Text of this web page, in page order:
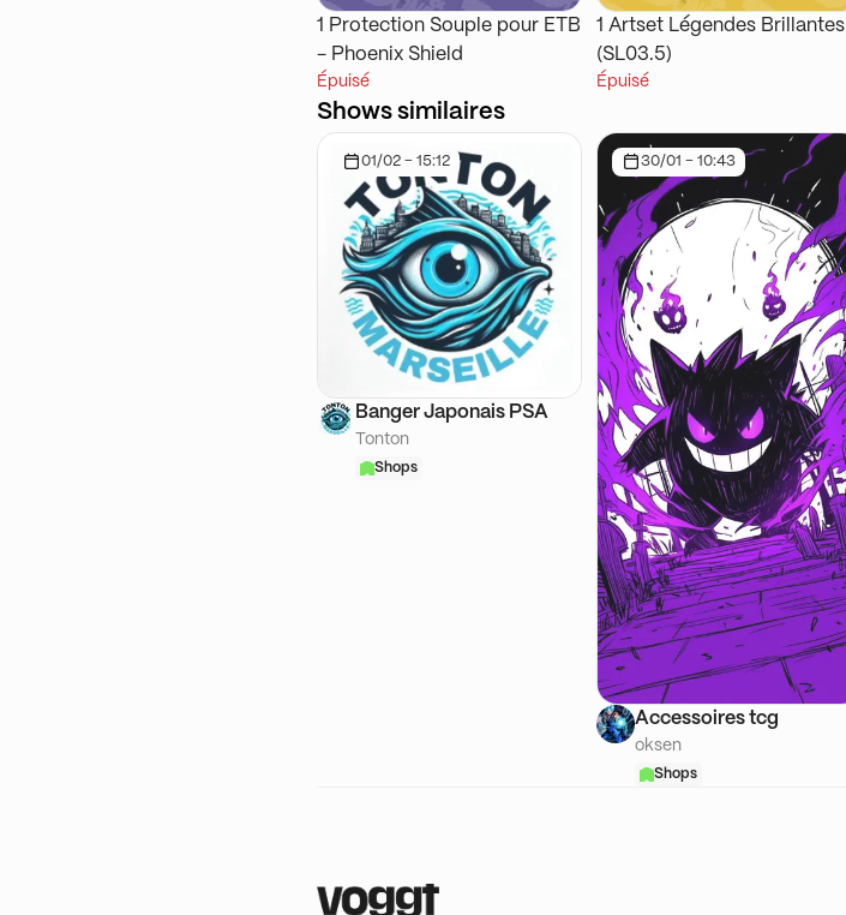
1 Protection Souple pour ETB
- Phoenix Shield
Épuisé
1 Artset Légendes Brillantes
(SL03.5)
Épuisé
Shows similaires
01/02 - 15:12
Banger Japonais PSA
Tonton
Shops
30/01 - 10:43
Accessoires tcg
oksen
Shops